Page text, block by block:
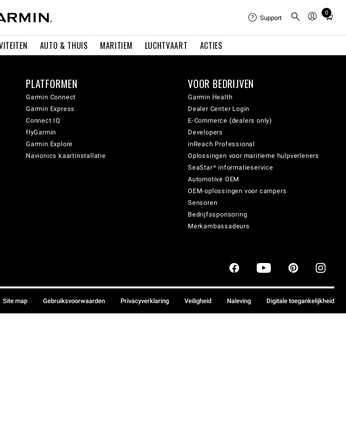
AUTO & THUIS MARITIEM LUCHTVAART ACTIES
Support
0
Total
cart:
PLATFORMEN
Garmin Connect
Garmin Express
Connect IQ
flyGarmin
Garmin Explore
Navionics kaartinstallatie
VOOR BEDRIJVEN
Garmin Health
Dealer Center Login
E-Commerce (dealers only)
Developers
inReach Professional
Oplossingen voor maritieme hulpverleners
SeaStar® informatieservice
Automotive OEM
OEM-oplossingen voor campers
Sensoren
Bedrijfssponsoring
Merkambassadeurs
Site map Gebruiksvoorwaarden Privacyverklaring Veiligheid Naleving Digitale toegankelijkheid